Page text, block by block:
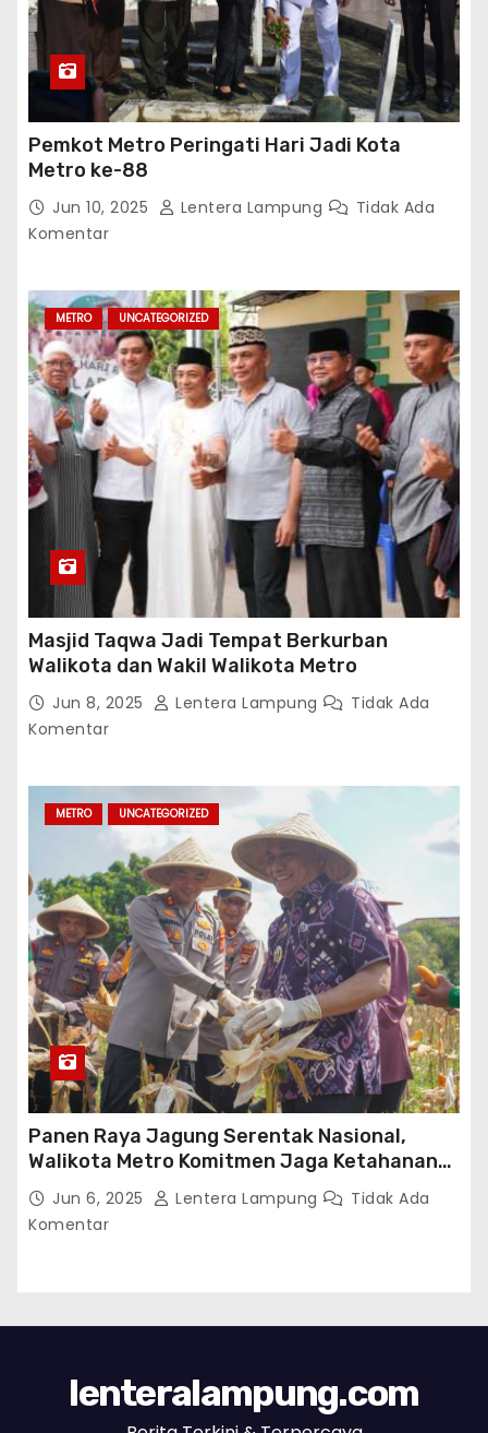
Pemkot Metro Peringati Hari Jadi Kota
Metro ke-88
Jun 10, 2025 Lentera Lampung
Tidak Ada
Komentar
METRO UNCATEGORIZED
Masjid Taqwa Jadi Tempat Berkurban
Walikota dan Wakil Walikota Metro
Jun 8, 2025 Lentera Lampung
Tidak Ada
Komentar
METRO UNCATEGORIZED
Panen Raya Jagung Serentak Nasional,
Walikota Metro Komitmen Jaga Ketahanan
Pangan
Jun 6, 2025 Lentera Lampung
Tidak Ada
Komentar
lenteralampung.com